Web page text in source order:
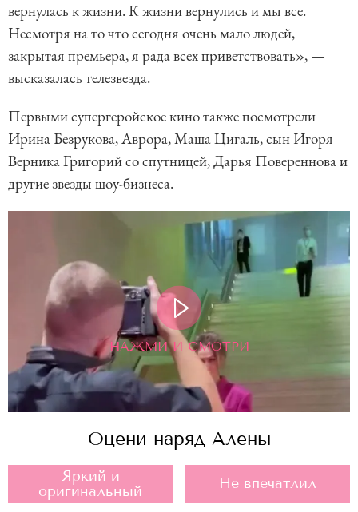
вернулась к жизни. К жизни вернулись и мы все.
Несмотря на то что сегодня очень мало людей,
закрытая премьера, я рада всех приветствовать», —
высказалась телезвезда.
Первыми супергеройское кино также посмотрели
Ирина Безрукова, Аврора, Маша Цигаль, сын Игоря
Верника Григорий со спутницей, Дарья Повереннова и
другие звезды шоу-бизнеса.
НАЖМИ И СМОТРИ
Оцени наряд Алены
Яркий и
оригинальный
Не впечатлил